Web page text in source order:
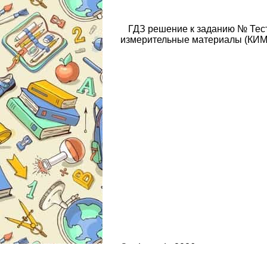
ГДЗ решение к заданию №
измерительные материалы
© gdz.moda 2026